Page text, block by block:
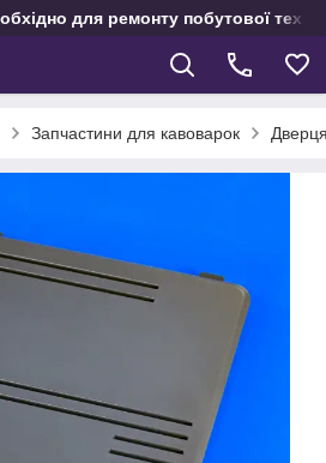
для ремонту побутової
Запчастини для кавоварок